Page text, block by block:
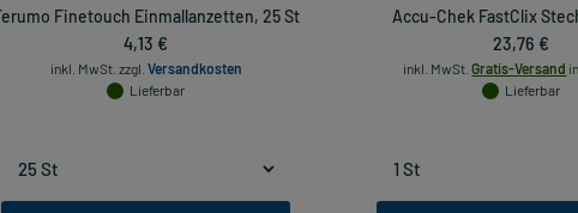
Finetouch Einmallanzetten, 25 St
4,13 €
inkl. MwSt. zzgl. Versandkosten
Lieferbar
Accu-Chek FastClix
23,76 €
inkl. MwSt. Gratis-Versand
Lieferbar